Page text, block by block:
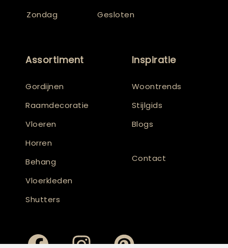
Zondag
Gesloten
Assortiment
Gordijnen
Raamdecoratie
Vloeren
Horren
Behang
Vloerkleden
Shutters
Inspiratie
Woontrends
Stijlgids
Blogs
Contact